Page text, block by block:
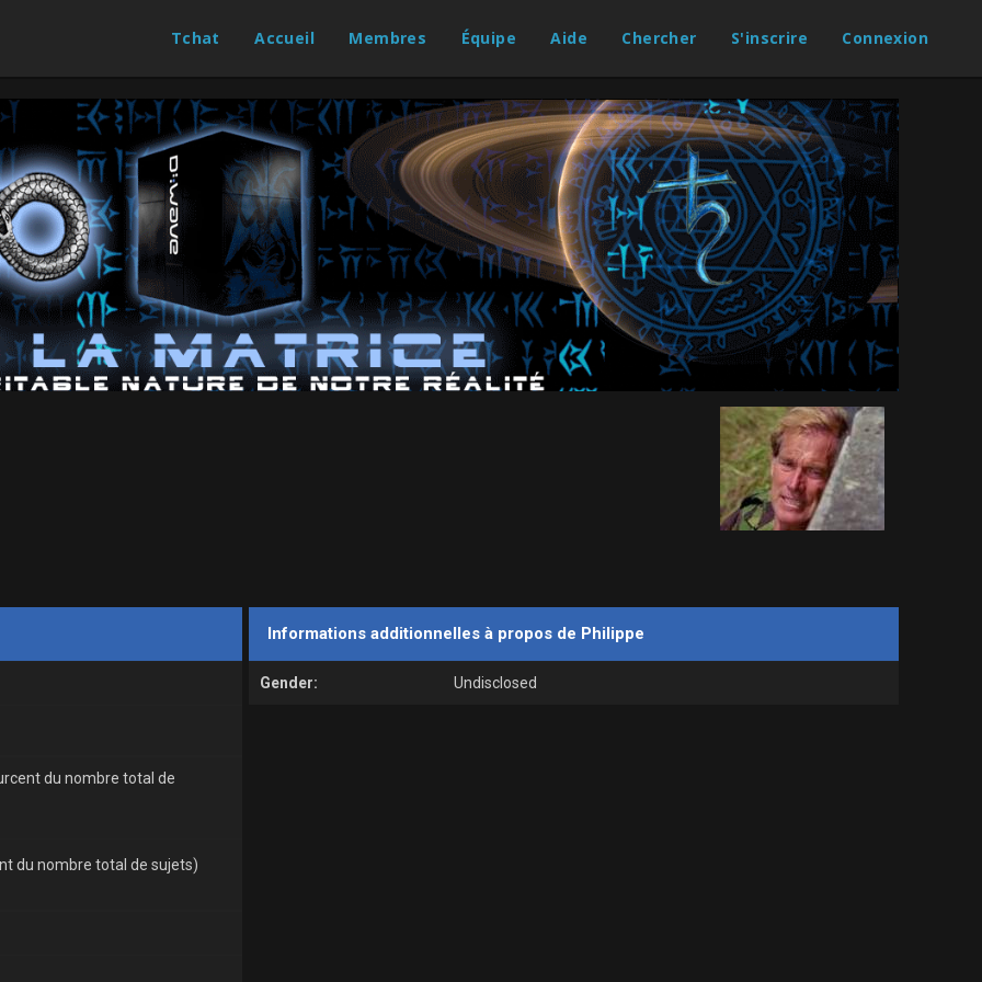
Tchat Accueil Membres Équipe Aide Chercher S'inscrire Connexion
du nombre total de
du nombre total de sujets)
Informations additionnelles à propos de Philippe
Gender: Undisclosed